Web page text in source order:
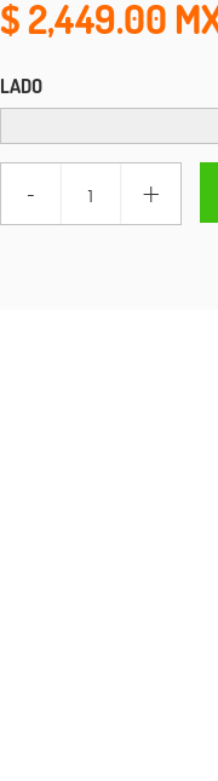
2,449.00
LADO
- +